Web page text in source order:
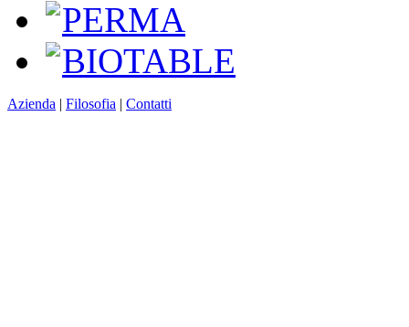
PERMA
BIOTABLE
Azienda | Filosofia | Contatti